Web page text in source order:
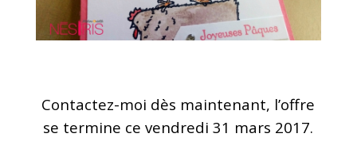
Contactez-moi dès maintenant, l’offre
se termine ce vendredi 31 mars 2017.